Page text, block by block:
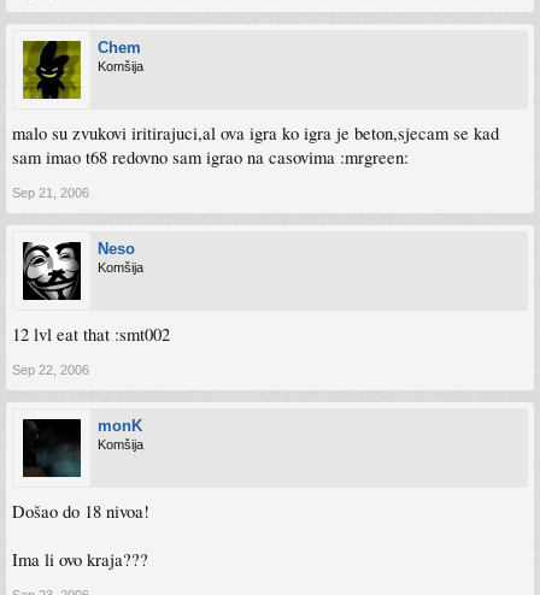
Chem
Komšija
malo su zvukovi iritirajuci,al ova igra ko igra je beton,sjecam se kad
sam imao t68 redovno sam igrao na casovima :mrgreen:
Sep 21, 2006
Neso
Komšija
12 lvl eat that :smt002
Sep 22, 2006
monK
Komšija
Došao do 18 nivoa!
Ima li ovo kraja???